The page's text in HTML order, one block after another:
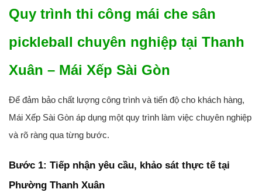
Quy trình thi công mái che sân
pickleball chuyên nghiệp tại Thanh
Xuân – Mái Xếp Sài Gòn
Để đảm bảo chất lượng công trình và tiến độ cho khách hàng,
Mái Xếp Sài Gòn áp dụng một quy trình làm việc chuyên nghiệp
và rõ ràng qua từng bước.
Bước 1: Tiếp nhận yêu cầu, khảo sát thực tế tại
Phường Thanh Xuân